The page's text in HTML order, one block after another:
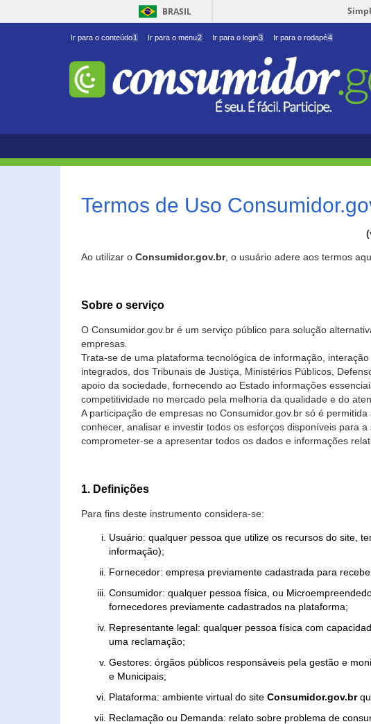
BRASIL
Ir para o conteúdo1 Ir para o menu2 Ir para o login3 Ir para o rodapé4
Termos de Uso
Ao utilizar o Consumidor.gov.br, o usuário adere aos termos
Sobre o serviço
O Consumidor.gov.br é um serviço público para solução
empresas.
Trata-se de uma plataforma tecnológica de informação,
integrados, dos Tribunais de Justiça, Ministérios Públicos,
apoio da sociedade, fornecendo ao Estado informações
competitividade no mercado pela melhoria da qualidade e do
A participação de empresas no Consumidor.gov.br só é
conhecer, analisar e investir todos os esforços disponíveis para
comprometer-se a apresentar todos os dados e informações
1. Definições
Para fins deste instrumento considera-se:
Usuário: qualquer pessoa que utilize os recursos do site,
informação);
Fornecedor: empresa previamente cadastrada para
Consumidor: qualquer pessoa física, ou
fornecedores previamente cadastrados na plataforma;
Representante legal: qualquer pessoa física com
uma reclamação;
Gestores: órgãos públicos responsáveis pela gestão e
e Municipais;
Plataforma: ambiente virtual do site Consumidor.gov.br
Reclamação ou Demanda: relato sobre problema de